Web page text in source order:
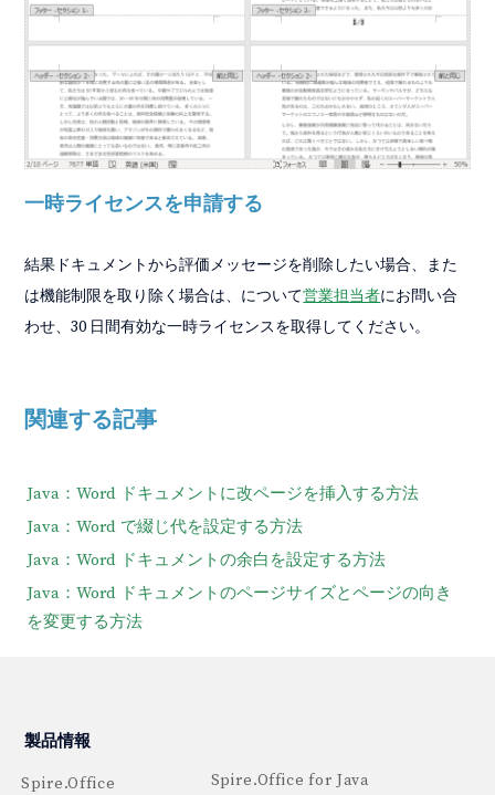
一時ライセンスを申請する
結果ドキュメントから評価メッセージを削除したい場合、また
は機能制限を取り除く場合は、について営業担当者にお問い合
わせ、30 日間有効な一時ライセンスを取得してください。
関連する記事
Java：Word ドキュメントに改ページを挿入する方法
Java：Word で綴じ代を設定する方法
Java：Word ドキュメントの余白を設定する方法
Java：Word ドキュメントのページサイズとページの向き
を変更する方法
製品情報
Spire.Office
Spire.Office for Java